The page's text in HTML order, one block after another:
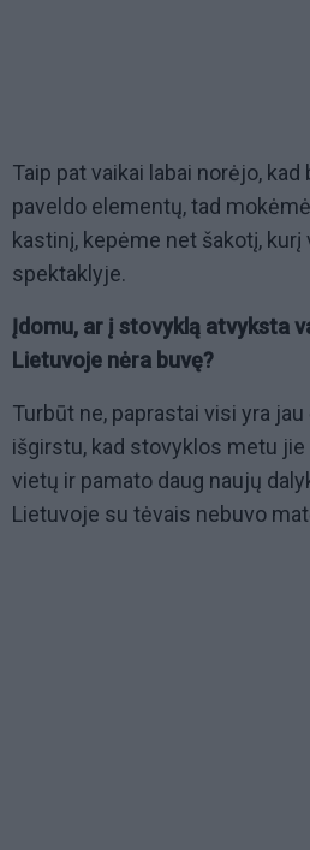
Taip pat vaikai labai norėjo,
paveldo elementų, tad
kastinį, kepėme net šakotį,
spektaklyje.
Įdomu, ar į stovyklą atvyksta
Lietuvoje nėra buvę?
Turbūt ne, paprastai visi yra
išgirstu, kad stovyklos metu jie
vietų ir pamato daug naujų
Lietuvoje su tėvais nebuvo